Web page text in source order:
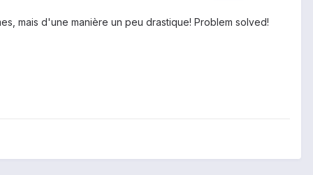
mais d'une manière un peu drastique! Problem solved!